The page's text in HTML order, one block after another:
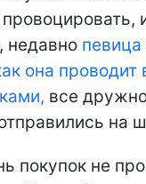
недавно певица
она проводит
все
на
покупок не